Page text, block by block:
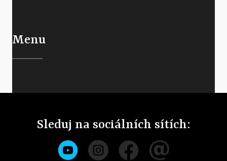
Menu
Sleduj na sociálních sítích: